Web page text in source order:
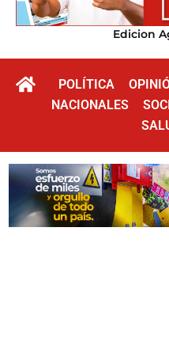
Edicion
POLÍTICA
NACIONALES